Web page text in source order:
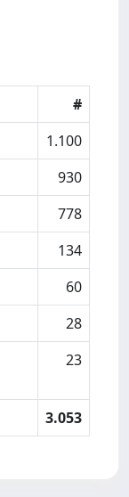
#
1.100
930
778
134
60
28
23
3.053